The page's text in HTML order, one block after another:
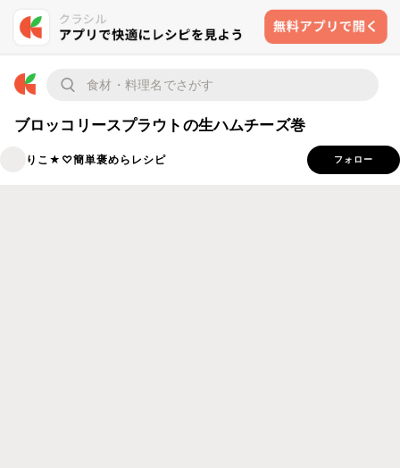
ブロッコリースプラウトの生ハムチーズ巻
りこ★♡簡単褒めらレシピ フォロー